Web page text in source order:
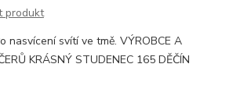
produkt
nasvícení svítí ve tmě. VÝROBCE A
KRÁSNÝ STUDENEC 165 DĚČÍN